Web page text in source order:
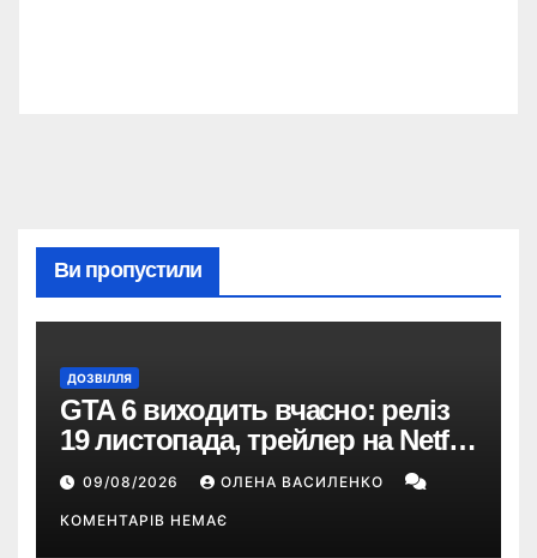
Ви пропустили
ДОЗВІЛЛЯ
GTA 6 виходить вчасно: реліз
19 листопада, трейлер на Netflix
і $180 млн передзамовлень
09/08/2026 ОЛЕНА ВАСИЛЕНКО
КОМЕНТАРІВ НЕМАЄ